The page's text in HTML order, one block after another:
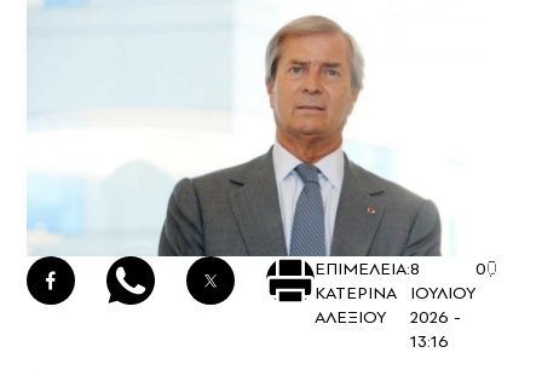
ΕΠΙΜΕΛΕΙΑ:
ΚΑΤΕΡΙΝΑ
ΑΛΕΞΙΟΥ
8
ΙΟΥΛΙΟΥ
2026 -
13:16
0